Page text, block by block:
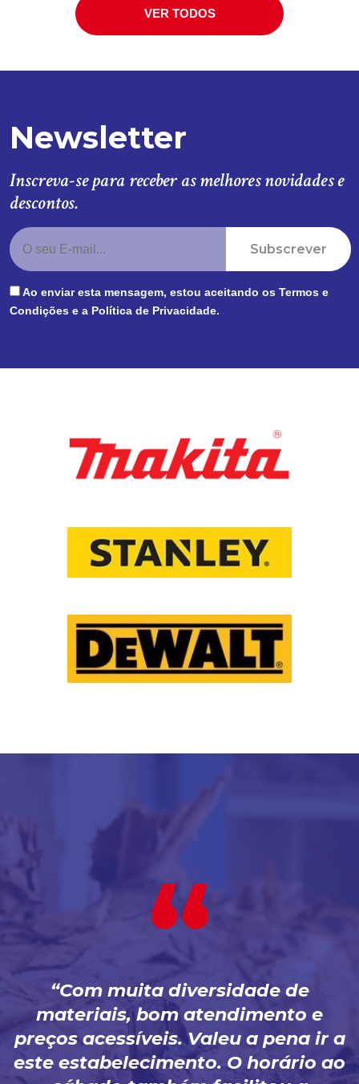
VER TODOS
Newsletter
Inscreva-se para receber as melhores novidades e
descontos.
Subscrever
Ao enviar esta mensagem, estou aceitando os Termos e
Condições e a Política de Privacidade.
Com muita diversidade de
materiais, bom atendimento e
preços acessíveis. Valeu a pena ir a
este estabelecimento. O horário ao